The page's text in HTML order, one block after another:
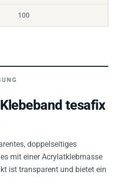
100
tesafix
doppelseitiges
mit einer Acrylatklebmasse
ist transparent und bietet ein